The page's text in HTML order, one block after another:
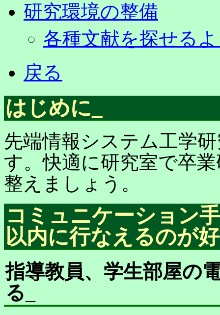
研究環境の整備
各種文献を探せる
戻る
はじめに
先端情報システム工学
す。快適に研究室で卒
整えましょう。
コミュニケーション
以内に行なえるのが
指導教員、学生部屋の
る